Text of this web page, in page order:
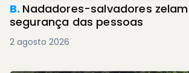
B. Nadadores-salvadores
segurança das pessoas
2 agosto 2026